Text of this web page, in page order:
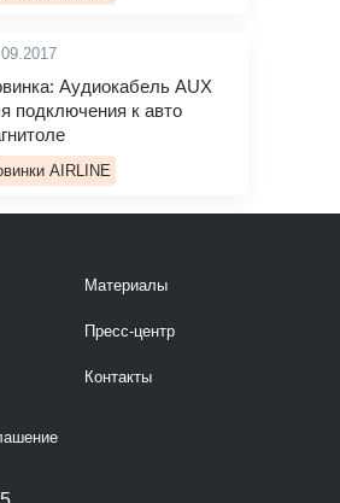
Аудиокабель AUX
подключения к авто
AIRLINE
Материалы
Пресс-центр
Контакты